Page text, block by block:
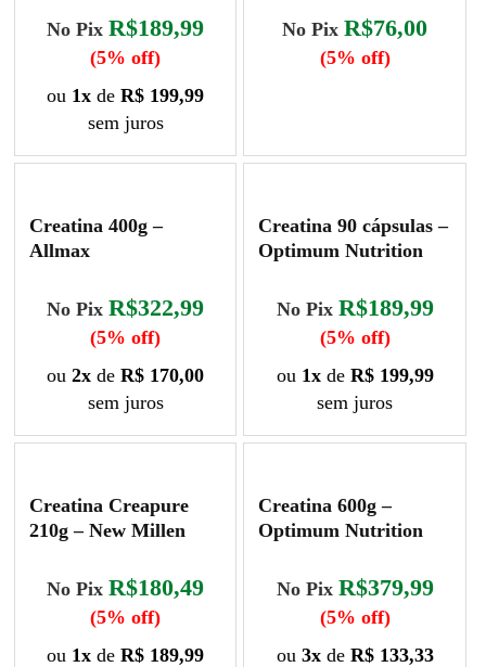
No Pix R$189,99
(5% off)
ou 1x deR$ 199,99
sem juros
No Pix R$76,00
(5% off)
No Pix R$322,99
(5% off)
ou2x deR$ 170,00
sem juros
Creatina 400g –
Allmax
No Pix R$189,99
(5% off)
ou 1xde R$ 199,99
sem juros
Creatina 90 cápsulas –
Optimum Nutrition
No Pix R$180,49
(5% off)
ou 1x deR$ 189,99
Creatina Creapure
210g – New Millen
No Pix R$379,99
(5% off)
ou 3xde R$ 133,33
Creatina 600g –
Optimum Nutrition